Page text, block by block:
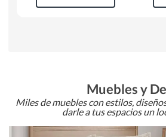
Muebles y
Miles de muebles con estilos,
darle a tus espacios un